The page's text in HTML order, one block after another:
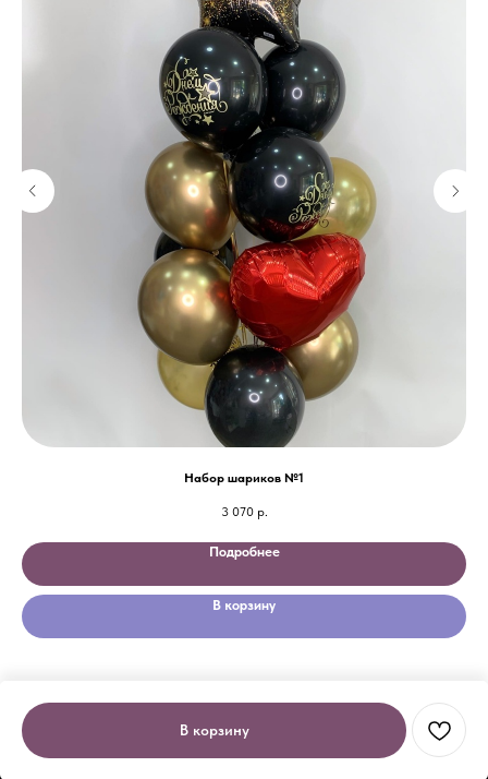
В корзину
Набор шариков №1
3 070 р.
Подробнее
В корзину
Made on